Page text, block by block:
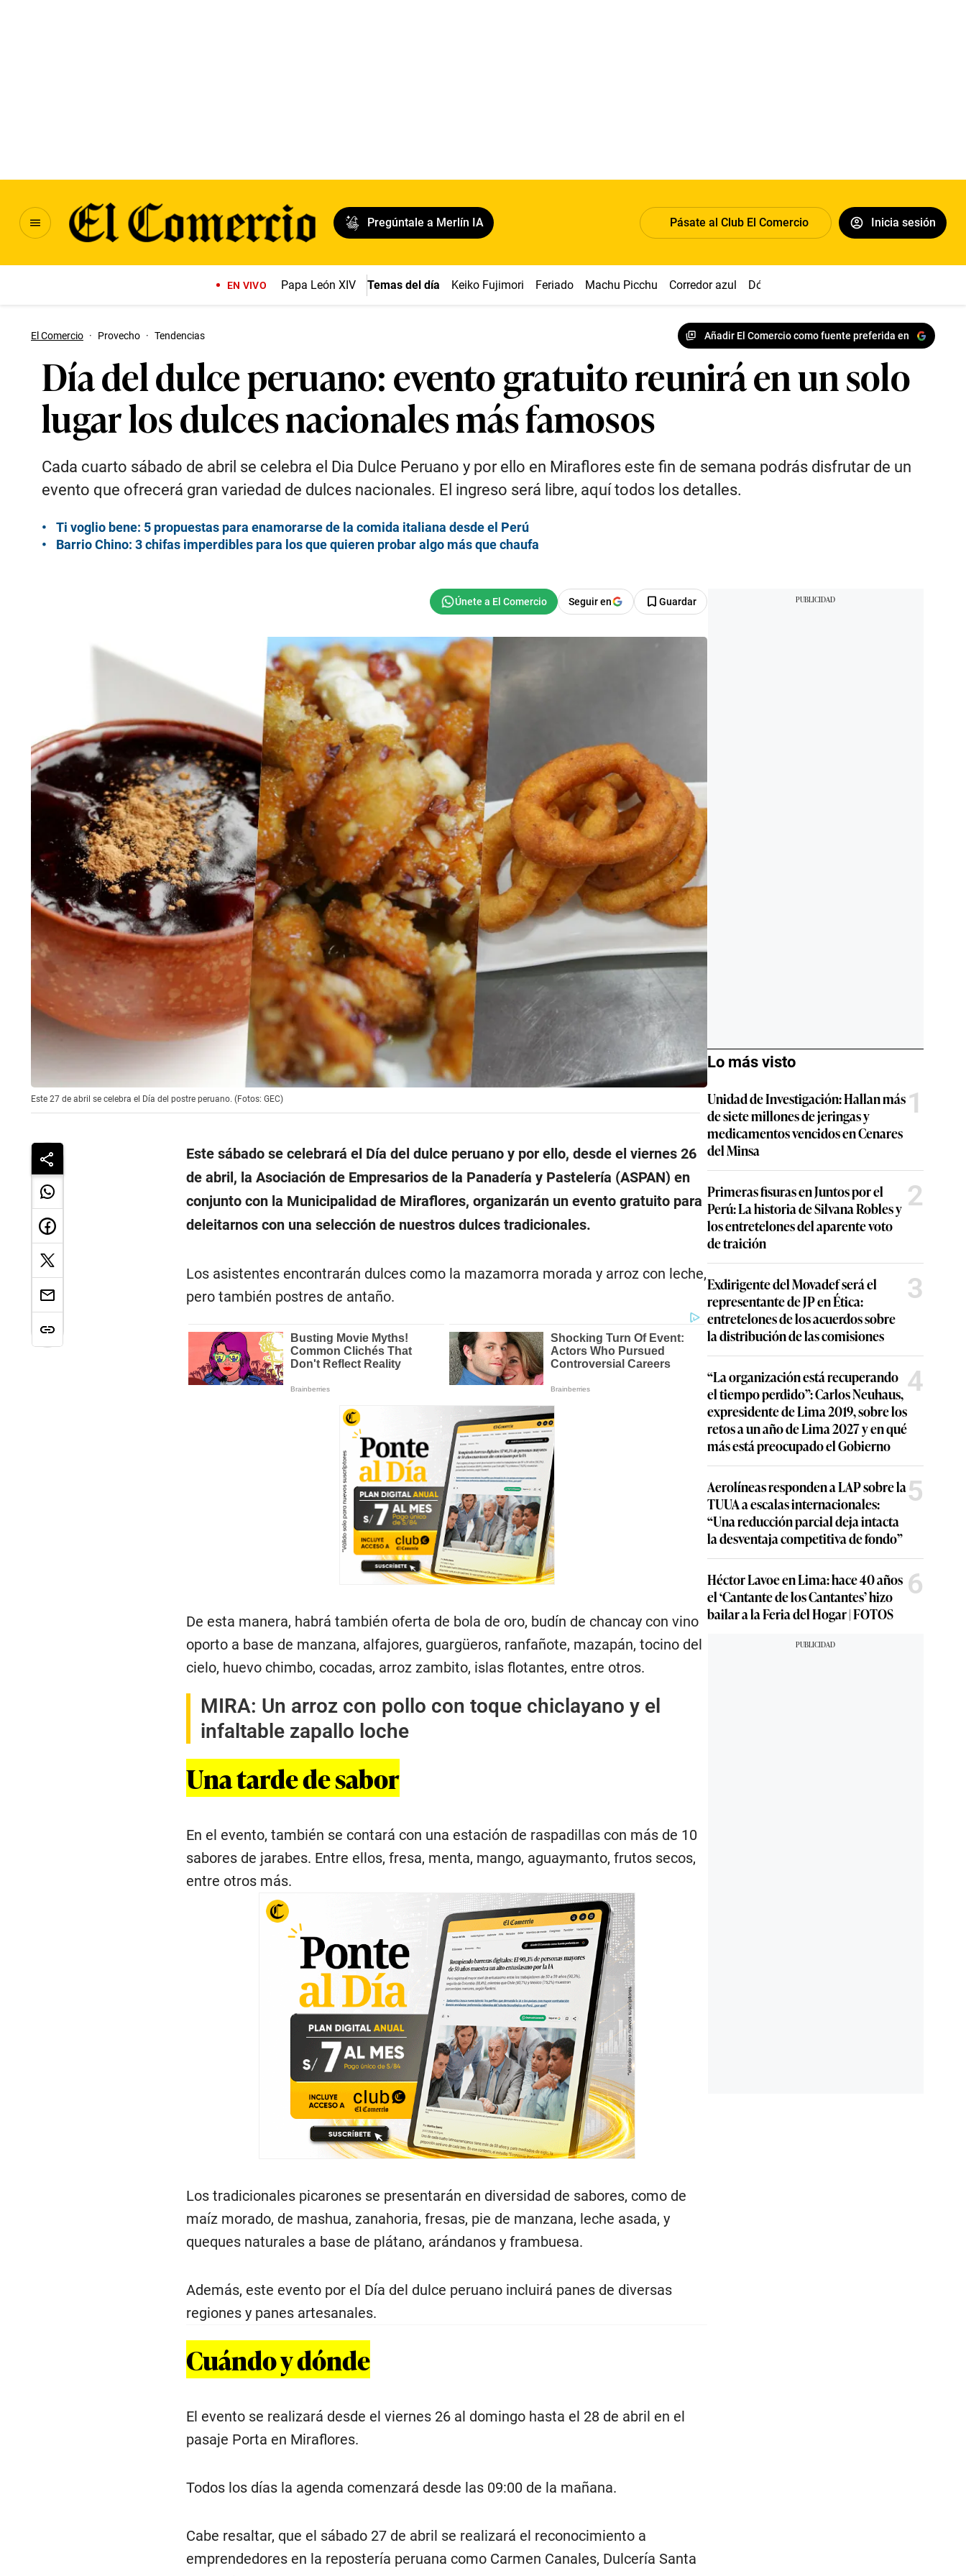
Pregúntale a Merlín IA Pásate al Club El Comercio Inicia sesión
EN VIVO Papa León XIV Temas del día Keiko Fujimori Feriado Machu Picchu Corredor azul Dólar
El Comercio · Provecho · Tendencias Añadir El Comercio como fuente preferida en
Día del dulce peruano: evento gratuito reunirá en un solo
lugar los dulces nacionales más famosos
Cada cuarto sábado de abril se celebra el Dia Dulce Peruano y por ello en Miraflores este fin de semana podrás disfrutar de un
evento que ofrecerá gran variedad de dulces nacionales. El ingreso será libre, aquí todos los detalles.
Ti voglio bene: 5 propuestas para enamorarse de la comida italiana desde el Perú
Barrio Chino: 3 chifas imperdibles para los que quieren probar algo más que chaufa
Seguir en Guardar
Este 27 de abril se celebra el Día del postre peruano. (Fotos: GEC)
Este sábado se celebrará el Día del dulce peruano y por ello, desde el viernes 26
de abril, la Asociación de Empresarios de la Panadería y Pastelería (ASPAN) en
conjunto con la Municipalidad de Miraflores, organizarán un evento gratuito para
deleitarnos con una selección de nuestros dulces tradicionales.
Los asistentes encontrarán dulces como la mazamorra morada y arroz con leche,
pero también postres de antaño.
De esta manera, habrá también oferta de bola de oro, budín de chancay con vino
oporto a base de manzana, alfajores, guargüeros, ranfañote, mazapán, tocino del
cielo, huevo chimbo, cocadas, arroz zambito, islas flotantes, entre otros.
MIRA: Un arroz con pollo con toque chiclayano y el
infaltable zapallo loche
Una tarde de sabor
En el evento, también se contará con una estación de raspadillas con más de 10
sabores de jarabes. Entre ellos, fresa, menta, mango, aguaymanto, frutos secos,
entre otros más.
Los tradicionales picarones se presentarán en diversidad de sabores, como de
maíz morado, de mashua, zanahoria, fresas, pie de manzana, leche asada, y
queques naturales a base de plátano, arándanos y frambuesa.
Además, este evento por el Día del dulce peruano incluirá panes de diversas
regiones y panes artesanales.
Cuándo y dónde
El evento se realizará desde el viernes 26 al domingo hasta el 28 de abril en el
pasaje Porta en Miraflores.
Todos los días la agenda comenzará desde las 09:00 de la mañana.
Cabe resaltar, que el sábado 27 de abril se realizará el reconocimiento a
emprendedores en la repostería peruana como Carmen Canales, Dulcería Santa
Lo más visto
Unidad de Investigación: Hallan más
de siete millones de jeringas y
medicamentos vencidos en Cenares
del Minsa
1
Primeras fisuras en Juntos por el
Perú: La historia de Silvana Robles y
los entretelones del aparente voto
de traición
2
Exdirigente del Movadef será el
representante de JP en Ética:
entretelones de los acuerdos sobre
la distribución de las comisiones
3
“La organización está recuperando
el tiempo perdido”: Carlos Neuhaus,
expresidente de Lima 2019, sobre los
retos a un año de Lima 2027 y en qué
más está preocupado el Gobierno
4
Aerolíneas responden a LAP sobre la
TUUA a escalas internacionales:
“Una reducción parcial deja intacta
la desventaja competitiva de fondo”
5
Héctor Lavoe en Lima: hace 40 años
el ‘Cantante de los Cantantes’ hizo
bailar a la Feria del Hogar | FOTOS
6